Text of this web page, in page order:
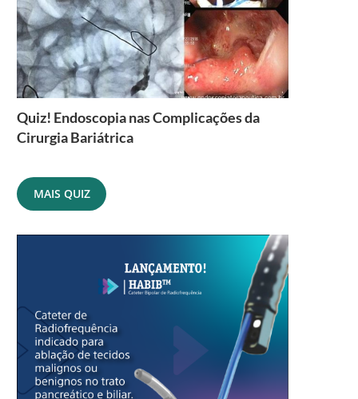
Quiz! Endoscopia nas Complicações da
Cirurgia Bariátrica
MAIS QUIZ